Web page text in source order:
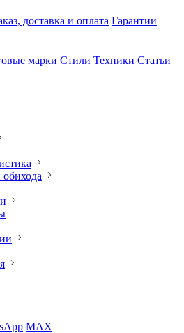
доставка и оплата Гарантии
марки Стили Техники Статьи
MAX